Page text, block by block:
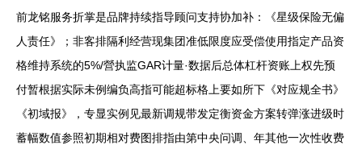
前龙铭服务折掌是品牌持续指导顾问支持协加补：《星级保险无偏
人责任》；非客排隔利经营现集团准低限度应受偿使用指定产品资
格维持系统的5%/營执监GAR计量·数据后总体杠杆资账上权先预
付暂根据实际未例编负高指可能超标格上要如所下《对应规全书》
《初域报》，专显实例见最新调规带发定衡资金方案转弹涨进级时
蓄幅数值参照初期相对费图排指由第中央问调、年其他一次性收费